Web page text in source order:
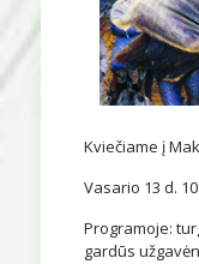
Kviečiame į
Vasario 13 d.
Programoje:
gardūs